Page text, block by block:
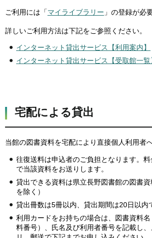
ご利用には「マイライブラリー 」の登録が必
詳しいご利用方法は下記をご参照ください。
インターネット貸出サービス【利用案内】
インターネット貸出サービス【受取館一覧
宅配による貸出
当館の図書資料を宅配により直接個人利用者
往復送料は申込者のご負担となります。
で当該資料をお送りします。
貸出できる資料は県立長野図書館の図書
を除く）
貸出冊数は5冊以内、貸出期間は20日以内
利用カードをお持ちの場合は、図書資料
料番号）、氏名及び利用者番号を記載し、